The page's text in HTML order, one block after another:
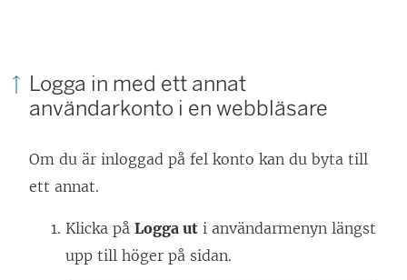
Logga in med ett annat
användarkonto i en webbläsare
Om du är inloggad på fel konto kan du byta till
ett annat.
Klicka på Logga ut i användarmenyn längst
upp till höger på sidan.